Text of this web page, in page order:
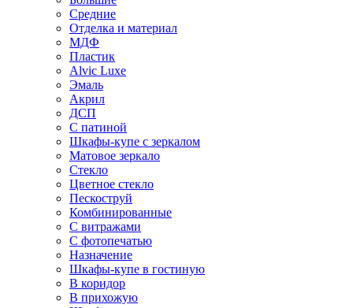
Средние
Отделка и материал
МДФ
Пластик
Alvic Luxe
Эмаль
Акрил
ДСП
С патиной
Шкафы-купе с зеркалом
Матовое зеркало
Стекло
Цветное стекло
Пескоструй
Комбинированные
С витражами
С фотопечатью
Назначение
Шкафы-купе в гостиную
В коридор
В прихожую